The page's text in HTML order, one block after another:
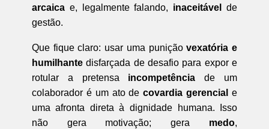
arcaicae, legalmente falando, inaceitável
de
gestão.
Que fique claro: usar uma puniçãovexatória e
humilhantedisfarçada de desafio para expor e
rotular a pretensa incompetência de um
colaborador é um ato decovardia gerencial e
uma afronta direta à dignidade humana. Isso
não gera motivação; gera medo,